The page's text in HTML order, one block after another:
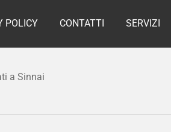
POLICY CONTATTI SERVIZI
a Sinnai